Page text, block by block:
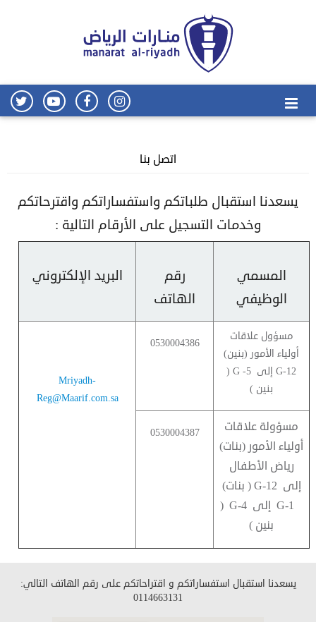
اتصل بنا
يسعدنا استقبال طلباتكم واستفساراتكم واقترحاتكم
وخدمات التسجيل على الأرقام التالية :
المسمي
الوظيفي
رقم
الهاتف
البريد الإلكتروني
مسؤول علاقات
أولياء الأمور (بنين)
G-12 إلى G -5 (
بنين )
0530004386
Mriyadh-
Reg@Maarif.com.sa
مسؤولة علاقات
أولياء الأمور (بنات)
رياض الأطفال
إلى G-12 ( بنات)
G-1 إلى G-4 (
بنين )
0530004387
يسعدنا استقبال استفساراتكم و اقتراحاتكم على رقم الهاتف التالي:
0114663131